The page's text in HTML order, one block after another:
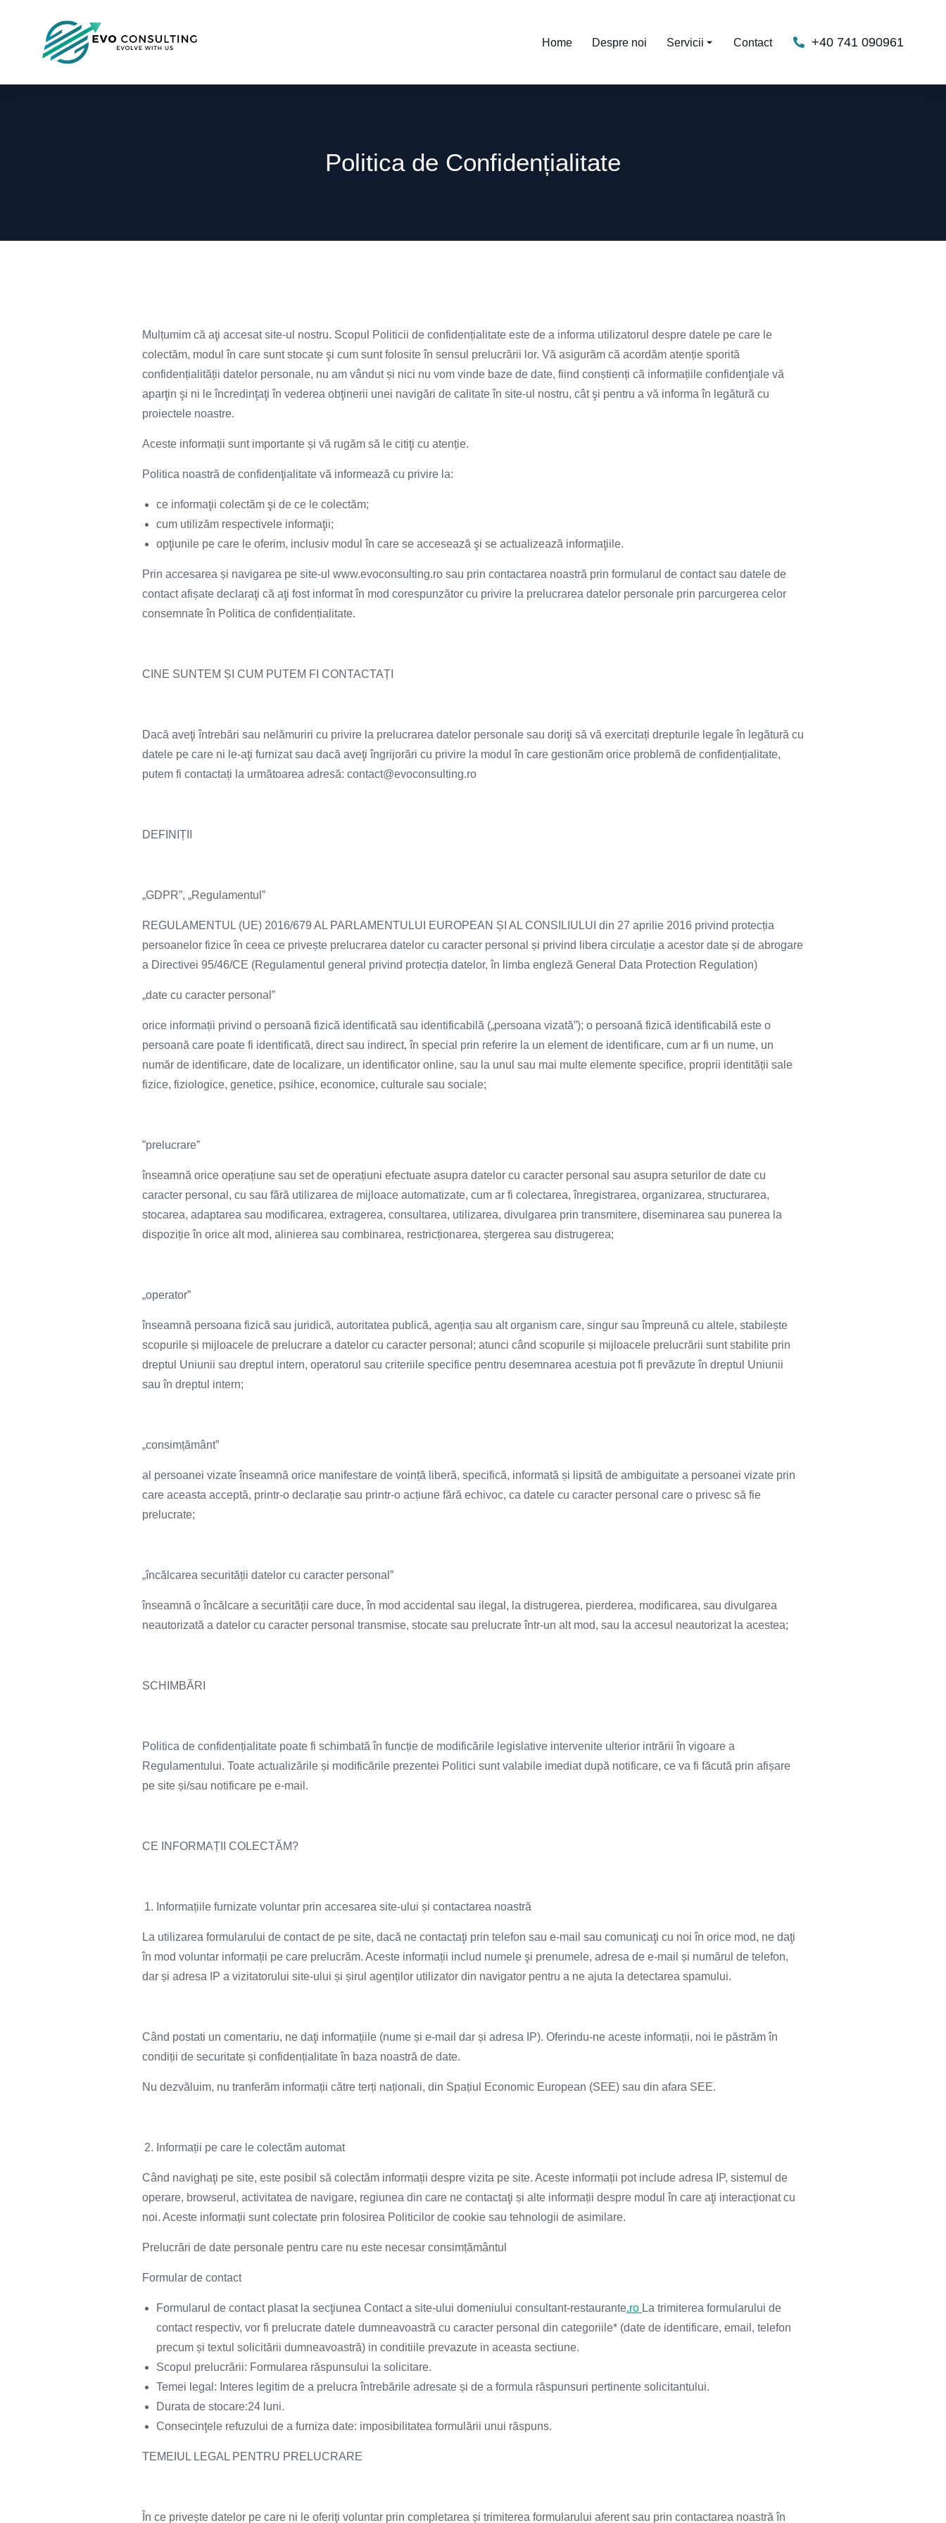
Home Despre noi Servicii Contact +40 741 090961
Politica de Confidențialitate
Mulțumim că aţi accesat site-ul nostru. Scopul Politicii de confidențialitate este de a informa utilizatorul despre datele pe care le
colectăm, modul în care sunt stocate şi cum sunt folosite în sensul prelucrării lor. Vă asigurăm că acordăm atenție sporită
confidențialității datelor personale, nu am vândut și nici nu vom vinde baze de date, fiind conștienți că informațiile confidenţiale vă
aparţin şi ni le încredinţaţi în vederea obţinerii unei navigări de calitate în site-ul nostru, cât şi pentru a vă informa în legătură cu
proiectele noastre.
Aceste informații sunt importante și vă rugăm să le citiţi cu atenție.
Politica noastră de confidenţialitate vă informează cu privire la:
ce informaţii colectăm şi de ce le colectăm;
cum utilizăm respectivele informaţii;
opţiunile pe care le oferim, inclusiv modul în care se accesează şi se actualizează informaţiile.
Prin accesarea și navigarea pe site-ul www.evoconsulting.ro sau prin contactarea noastră prin formularul de contact sau datele de
contact afișate declaraţi că aţi fost informat în mod corespunzător cu privire la prelucrarea datelor personale prin parcurgerea celor
consemnate în Politica de confidențialitate.
CINE SUNTEM ȘI CUM PUTEM FI CONTACTAȚI
Dacă aveţi întrebări sau nelămuriri cu privire la prelucrarea datelor personale sau doriţi să vă exercitați drepturile legale în legătură cu
datele pe care ni le-aţi furnizat sau dacă aveţi îngrijorări cu privire la modul în care gestionăm orice problemă de confidențialitate,
putem fi contactați la următoarea adresă: contact@evoconsulting.ro
DEFINIȚII
„GDPR”, „Regulamentul”
REGULAMENTUL (UE) 2016/679 AL PARLAMENTULUI EUROPEAN ȘI AL CONSILIULUI din 27 aprilie 2016 privind protecția
persoanelor fizice în ceea ce privește prelucrarea datelor cu caracter personal și privind libera circulație a acestor date și de abrogare
a Directivei 95/46/CE (Regulamentul general privind protecția datelor, în limba engleză General Data Protection Regulation)
„date cu caracter personal”
orice informații privind o persoană fizică identificată sau identificabilă („persoana vizată”); o persoană fizică identificabilă este o
persoană care poate fi identificată, direct sau indirect, în special prin referire la un element de identificare, cum ar fi un nume, un
număr de identificare, date de localizare, un identificator online, sau la unul sau mai multe elemente specifice, proprii identității sale
fizice, fiziologice, genetice, psihice, economice, culturale sau sociale;
”prelucrare”
înseamnă orice operațiune sau set de operațiuni efectuate asupra datelor cu caracter personal sau asupra seturilor de date cu
caracter personal, cu sau fără utilizarea de mijloace automatizate, cum ar fi colectarea, înregistrarea, organizarea, structurarea,
stocarea, adaptarea sau modificarea, extragerea, consultarea, utilizarea, divulgarea prin transmitere, diseminarea sau punerea la
dispoziție în orice alt mod, alinierea sau combinarea, restricționarea, ștergerea sau distrugerea;
„operator”
înseamnă persoana fizică sau juridică, autoritatea publică, agenția sau alt organism care, singur sau împreună cu altele, stabilește
scopurile și mijloacele de prelucrare a datelor cu caracter personal; atunci când scopurile și mijloacele prelucrării sunt stabilite prin
dreptul Uniunii sau dreptul intern, operatorul sau criteriile specifice pentru desemnarea acestuia pot fi prevăzute în dreptul Uniunii
sau în dreptul intern;
„consimțământ”
al persoanei vizate înseamnă orice manifestare de voință liberă, specifică, informată și lipsită de ambiguitate a persoanei vizate prin
care aceasta acceptă, printr-o declarație sau printr-o acțiune fără echivoc, ca datele cu caracter personal care o privesc să fie
prelucrate;
„încălcarea securității datelor cu caracter personal”
înseamnă o încălcare a securității care duce, în mod accidental sau ilegal, la distrugerea, pierderea, modificarea, sau divulgarea
neautorizată a datelor cu caracter personal transmise, stocate sau prelucrate într-un alt mod, sau la accesul neautorizat la acestea;
SCHIMBĂRI
Politica de confidențialitate poate fi schimbată în funcție de modificările legislative intervenite ulterior intrării în vigoare a
Regulamentului. Toate actualizările și modificările prezentei Politici sunt valabile imediat după notificare, ce va fi făcută prin afișare
pe site și/sau notificare pe e-mail.
CE INFORMAȚII COLECTĂM?
Informațiile furnizate voluntar prin accesarea site-ului și contactarea noastră
La utilizarea formularului de contact de pe site, dacă ne contactaţi prin telefon sau e-mail sau comunicaţi cu noi în orice mod, ne daţi
în mod voluntar informații pe care prelucrăm. Aceste informații includ numele şi prenumele, adresa de e-mail și numărul de telefon,
dar și adresa IP a vizitatorului site-ului și șirul agenților utilizator din navigator pentru a ne ajuta la detectarea spamului.
Când postati un comentariu, ne daţi informațiile (nume și e-mail dar și adresa IP). Oferindu-ne aceste informații, noi le păstrăm în
condiții de securitate și confidențialitate în baza noastră de date.
Nu dezvăluim, nu tranferăm informații către terți naționali, din Spațiul Economic European (SEE) sau din afara SEE.
Informații pe care le colectăm automat
Când navighaţi pe site, este posibil să colectăm informații despre vizita pe site. Aceste informații pot include adresa IP, sistemul de
operare, browserul, activitatea de navigare, regiunea din care ne contactaţi și alte informații despre modul în care aţi interacționat cu
noi. Aceste informații sunt colectate prin folosirea Politicilor de cookie sau tehnologii de asimilare.
Prelucrări de date personale pentru care nu este necesar consimțământul
Formular de contact
Formularul de contact plasat la secţiunea Contact a site-ului domeniului consultant-restaurante.ro La trimiterea formularului de
contact respectiv, vor fi prelucrate datele dumneavoastră cu caracter personal din categoriile* (date de identificare, email, telefon
precum și textul solicitării dumneavoastră) in conditiile prevazute in aceasta sectiune.
Scopul prelucrării: Formularea răspunsului la solicitare.
Temei legal: Interes legitim de a prelucra întrebările adresate și de a formula răspunsuri pertinente solicitantului.
Durata de stocare:24 luni.
Consecinţele refuzului de a furniza date: imposibilitatea formulării unui răspuns.
TEMEIUL LEGAL PENTRU PRELUCRARE
În ce privește datelor pe care ni le oferiţi voluntar prin completarea și trimiterea formularului aferent sau prin contactarea noastră în